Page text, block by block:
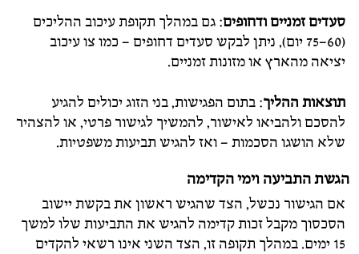
סעדים זמניים ודחופים: גם במהלך תקופת עיכוב ההליכים
(60–75 יום), ניתן לבקש סעדים דחופים – כמו צו עיכוב
יציאה מהארץ או מזונות זמניים.
תוצאות ההליך: בתום הפגישות, בני הזוג יכולים להגיע
להסכם ולהביאו לאישור, להמשיך לגישור פרטי, או להצהיר
שלא הושגו הסכמות – ואז להגיש תביעות משפטיות.
הגשת התביעה וימי הקדימה
אם הגישור נכשל, הצד שהגיש ראשון את בקשת יישוב
הסכסוך מקבל זכות קדימה להגיש את התביעות שלו למשך
15 ימים. במהלך תקופה זו, הצד השני אינו רשאי להקדים